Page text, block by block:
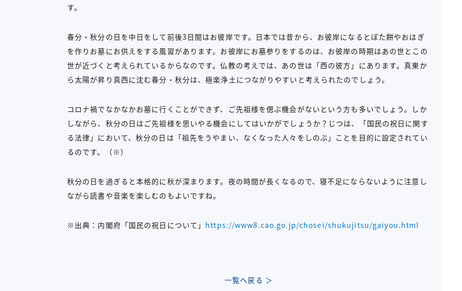
す。
春分・秋分の日を中日をして前後3日間はお彼岸です。日本では昔から、お彼岸になるとぼた餅やおはぎ
を作りお墓にお供えをする風習があります。お彼岸にお墓参りをするのは、お彼岸の時期はあの世とこの
世が近づくと考えられているからなのです。仏教の考えでは、あの世は「西の彼方」にあります。真東か
ら太陽が昇り真西に沈む春分・秋分は、極楽浄土につながりやすいと考えられたのでしょう。
コロナ禍でなかなかお墓に行くことができず、ご先祖様を偲ぶ機会がないという方も多いでしょう。しか
しながら、秋分の日はご先祖様を思いやる機会にしてはいかがでしょうか？じつは、「国民の祝日に関す
る法律」において、秋分の日は「祖先をうやまい、なくなった人々をしのぶ」ことを目的に設定されてい
るのです。（※）
秋分の日を過ぎると本格的に秋が深まります。夜の時間が長くなるので、寝不足にならないように注意し
ながら読書や音楽を楽しむのもよいですね。
※出典：内閣府「国民の祝日について」 https://www8.cao.go.jp/chosei/shukujitsu/gaiyou.html
一覧へ戻る ＞